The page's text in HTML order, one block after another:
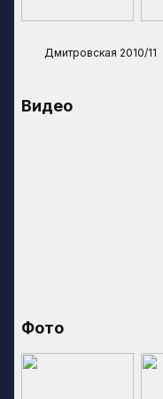
Дмитровская 2010/11
Видео
Фото